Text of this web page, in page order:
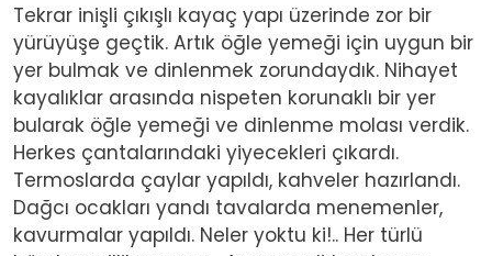
Tekrar inişli çıkışlı kayaç yapı üzerinde zor bir
yürüyüşe geçtik. Artık öğle yemeği için uygun bir
yer bulmak ve dinlenmek zorundaydık. Nihayet
kayalıklar arasında nispeten korunaklı bir yer
bularak öğle yemeği ve dinlenme molası verdik.
Herkes çantalarındaki yiyecekleri çıkardı.
Termoslarda çaylar yapıldı, kahveler hazırlandı.
Dağcı ocakları yandı tavalarda menemenler,
kavurmalar yapıldı. Neler yoktu ki!.. Her türlü